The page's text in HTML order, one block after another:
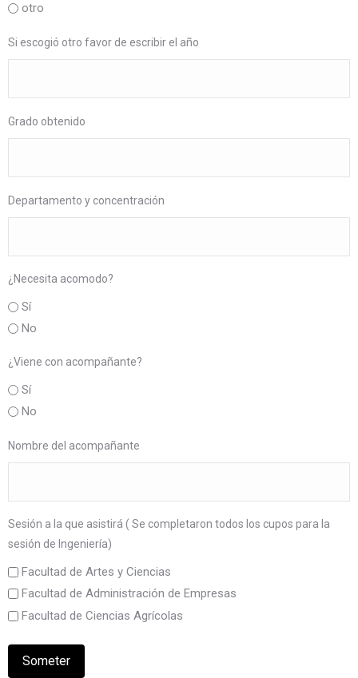
otro
Si escogió otro favor de escribir el año
Grado obtenido
Departamento y concentración
¿Necesita acomodo?
Sí
No
¿Viene con acompañante?
Sí
No
Nombre del acompañante
Sesión a la que asistirá ( Se completaron todos los cupos para la
sesión de Ingeniería)
Facultad de Artes y Ciencias
Facultad de Administración de Empresas
Facultad de Ciencias Agrícolas